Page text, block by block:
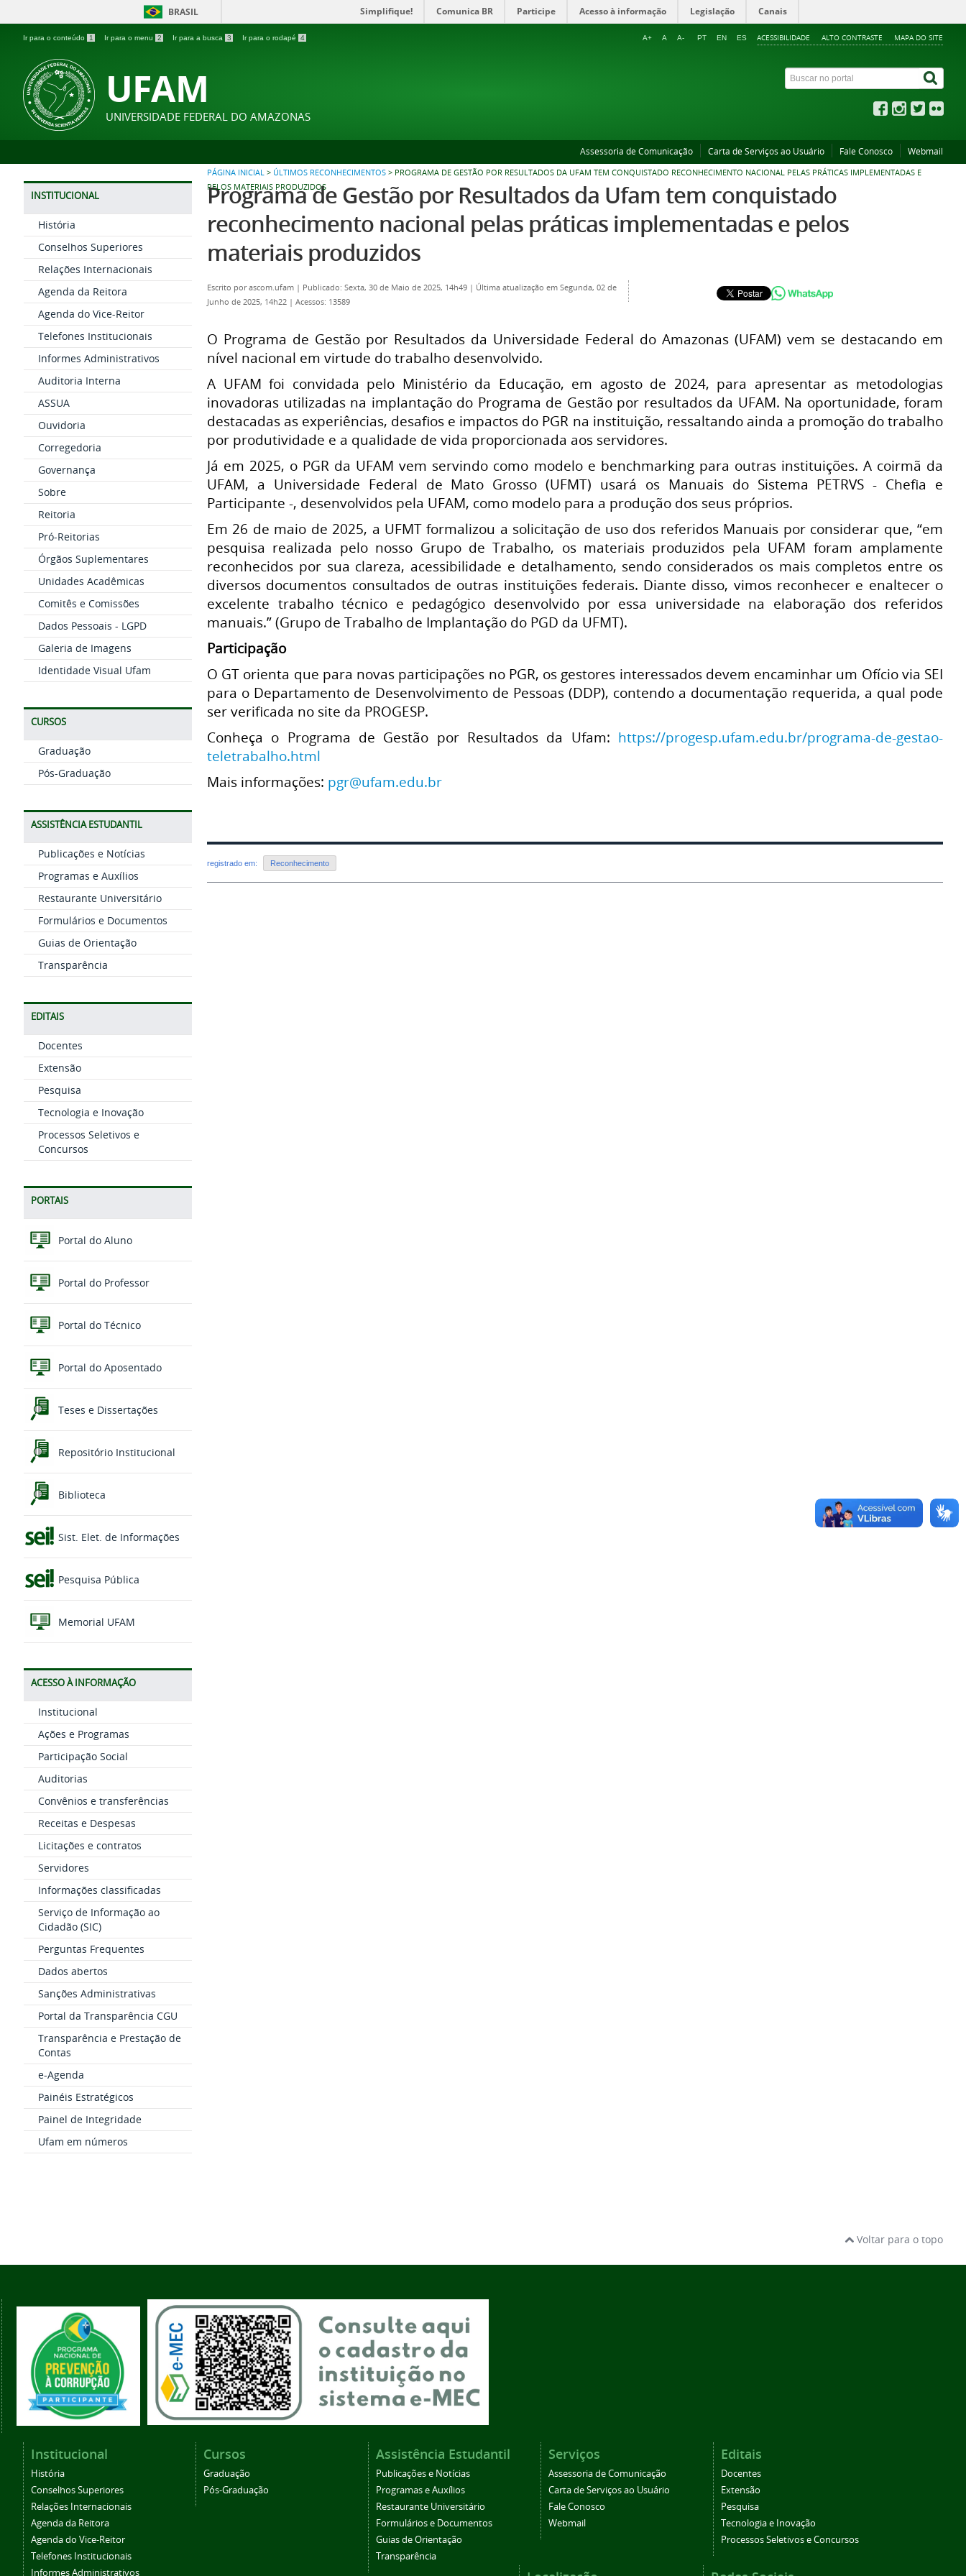
BRASIL Simplifique! Comunica BR Participe Acesso à informação Legislação Canais
Ir para o conteúdo 1 Ir para o menu 2 Ir para a busca 3 Ir para o rodapé 4 ACESSIBILIDADE ALTO CONTRASTE MAPA DO SITE
A+ A A- PT EN ES
UFAM
UNIVERSIDADE FEDERAL DO AMAZONAS
Assessoria de Comunicação Carta de Serviços ao Usuário Fale Conosco Webmail
PÁGINA INICIAL > ÚLTIMOS RECONHECIMENTOS > PROGRAMA DE GESTÃO POR RESULTADOS DA UFAM TEM CONQUISTADO RECONHECIMENTO NACIONAL PELAS PRÁTICAS IMPLEMENTADAS E
PELOS MATERIAIS PRODUZIDOS
INSTITUCIONAL
História
Conselhos Superiores
Relações Internacionais
Agenda da Reitora
Agenda do Vice-Reitor
Telefones Institucionais
Informes Administrativos
Auditoria Interna
ASSUA
Ouvidoria
Corregedoria
Governança
Sobre
Reitoria
Pró-Reitorias
Órgãos Suplementares
Unidades Acadêmicas
Comitês e Comissões
Dados Pessoais - LGPD
Galeria de Imagens
Identidade Visual Ufam
CURSOS
Graduação
Pós-Graduação
ASSISTÊNCIA ESTUDANTIL
Publicações e Notícias
Programas e Auxílios
Restaurante Universitário
Formulários e Documentos
Guias de Orientação
Transparência
EDITAIS
Docentes
Extensão
Pesquisa
Tecnologia e Inovação
Processos Seletivos e
Concursos
PORTAIS
Portal do Aluno
Portal do Professor
Portal do Técnico
Portal do Aposentado
Teses e Dissertações
Repositório Institucional
Biblioteca
Sist. Elet. de Informações
Pesquisa Pública
Memorial UFAM
ACESSO À INFORMAÇÃO
Institucional
Ações e Programas
Participação Social
Auditorias
Convênios e transferências
Receitas e Despesas
Licitações e contratos
Servidores
Informações classificadas
Serviço de Informação ao
Cidadão (SIC)
Perguntas Frequentes
Dados abertos
Sanções Administrativas
Portal da Transparência CGU
Transparência e Prestação de
Contas
e-Agenda
Painéis Estratégicos
Painel de Integridade
Ufam em números
Programa de Gestão por Resultados da Ufam tem conquistado
reconhecimento nacional pelas práticas implementadas e pelos
materiais produzidos
Escrito porascom.ufam | Publicado: Sexta, 30 de Maio de 2025, 14h49 | Última atualização em Segunda, 02 de
Junho de 2025, 14h22 | Acessos: 13589
O Programa de Gestão por Resultados da Universidade Federal do Amazonas (UFAM) vem se destacando em
nível nacional em virtude do trabalho desenvolvido.
A UFAM foi convidada pelo Ministério da Educação, em agosto de 2024, para apresentar as metodologias
inovadoras utilizadas na implantação do Programa de Gestão por resultados da UFAM. Na oportunidade, foram
destacadas as experiências, desafios e impactos do PGR na instituição, ressaltando ainda a promoção do trabalho
por produtividade e a qualidade de vida proporcionada aos servidores.
Já em 2025, o PGR da UFAM vem servindo como modelo e benchmarking para outras instituições. A coirmã da
UFAM, a Universidade Federal de Mato Grosso (UFMT) usará os Manuais do Sistema PETRVS - Chefia e
Participante -, desenvolvidos pela UFAM, como modelo para a produção dos seus próprios.
Em 26 de maio de 2025, a UFMT formalizou a solicitação de uso dos referidos Manuais por considerar que, “em
pesquisa realizada pelo nosso Grupo de Trabalho, os materiais produzidos pela UFAM foram amplamente
reconhecidos por sua clareza, acessibilidade e detalhamento, sendo considerados os mais completos entre os
diversos documentos consultados de outras instituições federais. Diante disso, vimos reconhecer e enaltecer o
excelente trabalho técnico e pedagógico desenvolvido por essa universidade na elaboração dos referidos
manuais.” (Grupo de Trabalho de Implantação do PGD da UFMT).
Participação
O GT orienta que para novas participações no PGR, os gestores interessados devem encaminhar um Ofício via SEI
para o Departamento de Desenvolvimento de Pessoas (DDP), contendo a documentação requerida, a qual pode
ser verificada no site da PROGESP.
Conheça o Programa de Gestão por Resultados da Ufam: https://progesp.ufam.edu.br/programa-de-gestao-
teletrabalho.html
Mais informações: pgr@ufam.edu.br
registrado em: Reconhecimento
Voltar para o topo
Institucional
História
Conselhos Superiores
Relações Internacionais
Agenda da Reitora
Agenda do Vice-Reitor
Telefones Institucionais
Informes Administrativos
Cursos
Graduação
Pós-Graduação
Assistência Estudantil
Publicações e Notícias
Programas e Auxílios
Restaurante Universitário
Formulários e Documentos
Guias de Orientação
Transparência
Serviços
Assessoria de Comunicação
Carta de Serviços ao Usuário
Fale Conosco
Webmail
Editais
Docentes
Extensão
Pesquisa
Tecnologia e Inovação
Processos Seletivos e Concursos